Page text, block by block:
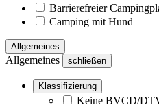
Barrierefreier
Camping mit Hund
Allgemeines
Allgemeines schließen
Klassifizierung
Keine BVCD/